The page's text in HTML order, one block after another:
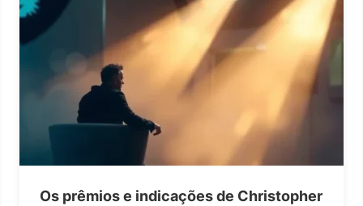
Os prêmios e indicações de Christopher